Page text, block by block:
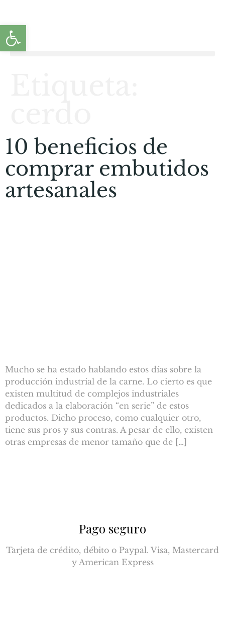
10 beneficios de
comprar embutidos
artesanales
Mucho se ha estado hablando estos días sobre la
producción industrial de la carne. Lo cierto es que
existen multitud de complejos industriales
dedicados a la elaboración “en serie” de estos
productos. Dicho proceso, como cualquier otro,
tiene sus pros y sus contras. A pesar de ello, existen
otras empresas de menor tamaño que de […]
Pago seguro
Tarjeta de crédito, débito o Paypal. Visa, Mastercard
y American Express
Abrir barra de herramientas